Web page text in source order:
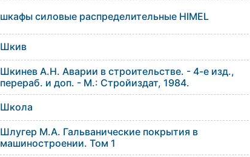
шкафы силовые распределительные HIMEL
Шкив
Шкинев А.Н. Аварии в строительстве. - 4-е изд.,
перераб. и доп. - М.: Стройиздат, 1984.
Школа
Шлугер М.А. Гальванические покрытия в
машиностроении. Том 1